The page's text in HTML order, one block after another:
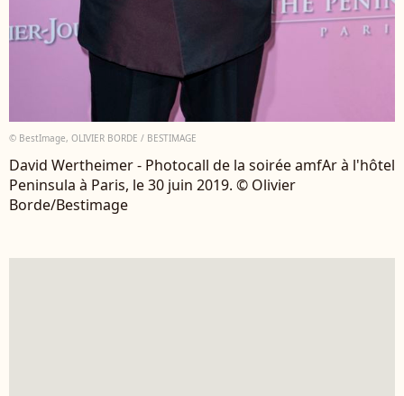
© BestImage, OLIVIER BORDE / BESTIMAGE
David Wertheimer - Photocall de la soirée amfAr à l'hôtel
Peninsula à Paris, le 30 juin 2019. © Olivier
Borde/Bestimage